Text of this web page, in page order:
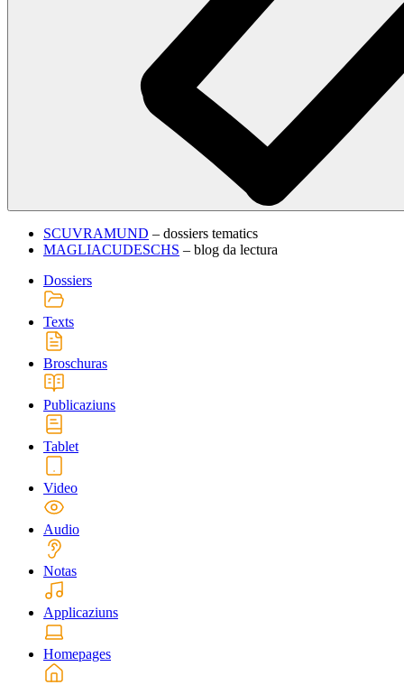
SCUVRAMUND – dossiers tematics
MAGLIACUDESCHS – blog da lectura
Dossiers
Texts
Broschuras
Publicaziuns
Tablet
Video
Audio
Notas
Applicaziuns
Homepages